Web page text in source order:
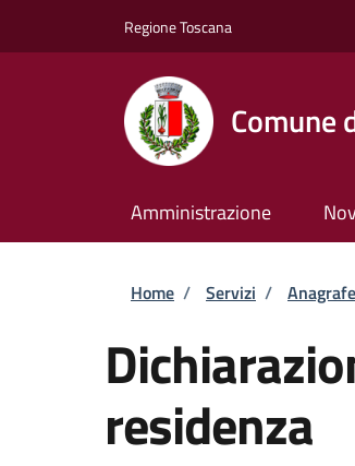
Regione Toscana
Comune
Amministrazione
Briciole di
Home / Servizi /
residenza